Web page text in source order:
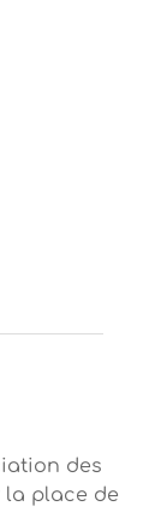
des
la place de